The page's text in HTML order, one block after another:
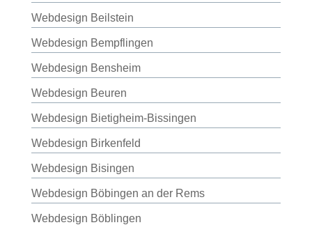
Webdesign Beilstein
Webdesign Bempflingen
Webdesign Bensheim
Webdesign Beuren
Webdesign Bietigheim-Bissingen
Webdesign Birkenfeld
Webdesign Bisingen
Webdesign Böbingen an der Rems
Webdesign Böblingen